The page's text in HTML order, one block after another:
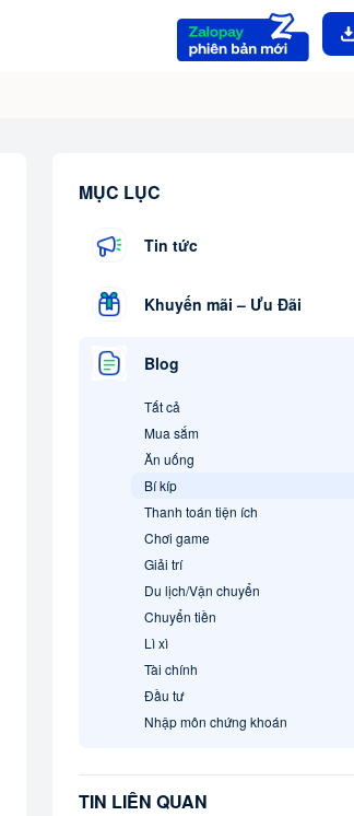
MỤC LỤC
Tin tức
Khuyến mãi – Ưu Đãi
Blog
Tất cả
Mua sắm
Ăn uống
Bí kíp
Thanh toán tiện ích
Chơi game
Giải trí
Du lịch/Vận chuyển
Chuyển tiền
Lì xì
Tài chính
Đầu tư
Nhập môn chứng khoán
TIN LIÊN QUAN